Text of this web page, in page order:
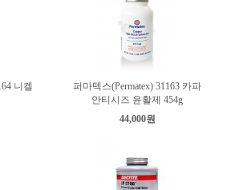
니켈
퍼마텍스(Permatex) 31163 카파
안티시즈 윤활제 454g
44,000원